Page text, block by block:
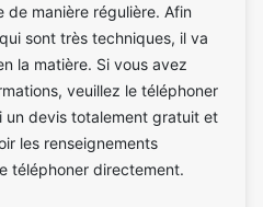
manière régulière. Afin
sont très techniques, il va
la matière. Si vous avez
veuillez le téléphoner
un devis totalement gratuit et
les renseignements
téléphoner directement.